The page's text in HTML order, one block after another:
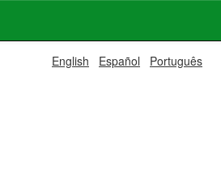
English Español Português